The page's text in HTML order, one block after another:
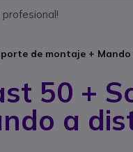
profesional!
de montaje +
50 +
a